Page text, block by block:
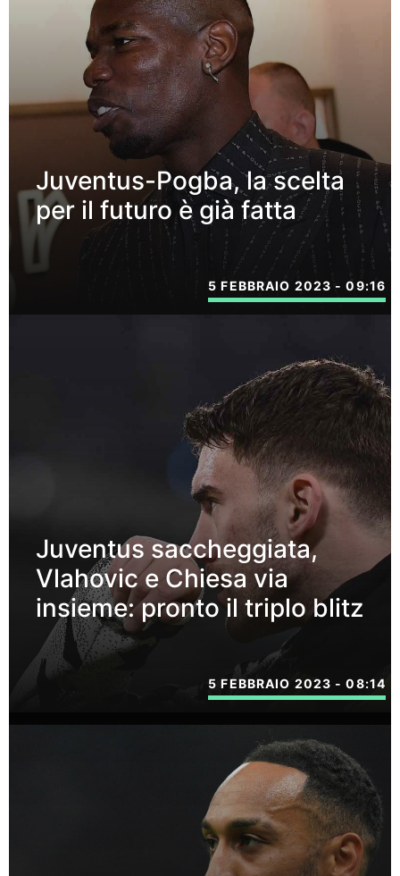
Juventus-Pogba, la scelta
per il futuro è già fatta
5 FEBBRAIO 2023 - 09:16
Juventus saccheggiata,
Vlahovic e Chiesa via
insieme: pronto il triplo blitz
5 FEBBRAIO 2023 - 08:14